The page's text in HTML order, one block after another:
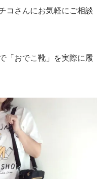
コさんにお気軽にご相談
「おでこ靴」を実際に履